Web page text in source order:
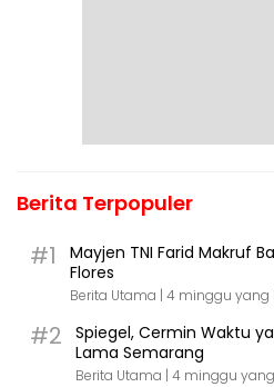
Berita Terpopuler
#1
Mayjen TNI Farid Makruf
Flores
Berita Utama | 4 minggu yang
#2
Spiegel, Cermin Waktu
Lama Semarang
Berita Utama | 4 minggu